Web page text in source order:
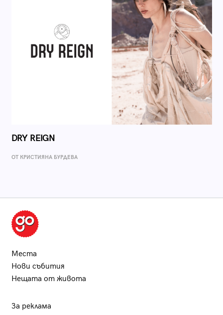
DRY REIGN
ОТ КРИСТИЯНА БУРДЕВА
Места
Нови събития
Нещата от живота
За реклама